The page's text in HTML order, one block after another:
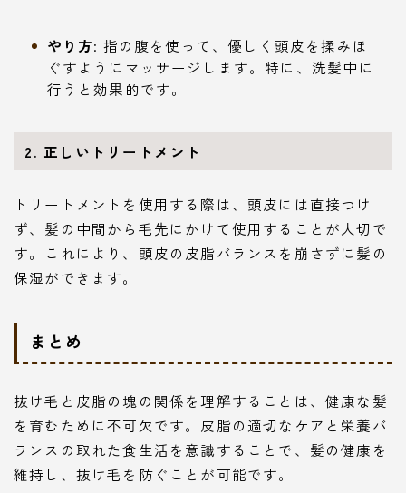
やり方: 指の腹を使って、優しく頭皮を揉みほ
ぐすようにマッサージします。特に、洗髪中に
行うと効果的です。
2. 正しいトリートメント
トリートメントを使用する際は、頭皮には直接つけ
ず、髪の中間から毛先にかけて使用することが大切で
す。これにより、頭皮の皮脂バランスを崩さずに髪の
保湿ができます。
まとめ
抜け毛と皮脂の塊の関係を理解することは、健康な髪
を育むために不可欠です。皮脂の適切なケアと栄養バ
ランスの取れた食生活を意識することで、髪の健康を
維持し、抜け毛を防ぐことが可能です。